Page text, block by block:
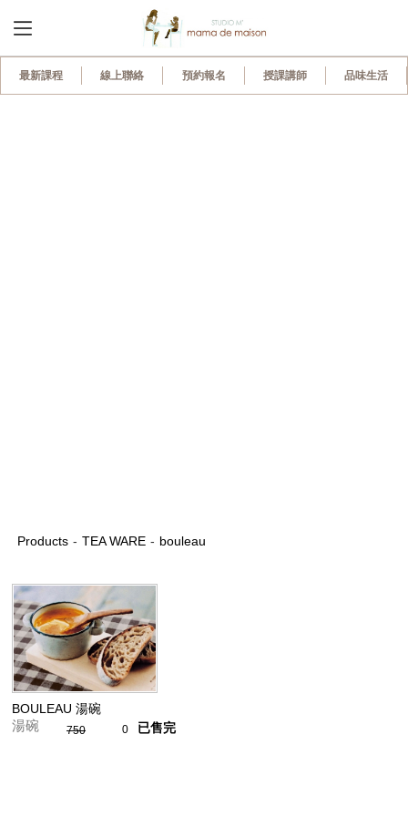
Products - TEA WARE - bouleau
BOULEAU 湯碗
湯碗 750 0 已售完
最新課程 線上聯絡 預約報名 授課講師 品味生活